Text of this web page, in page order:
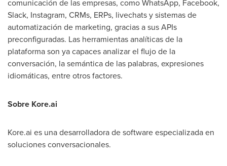
comunicación de las empresas, como WhatsApp, Facebook,
Slack, Instagram, CRMs, ERPs, livechats y sistemas de
automatización de marketing, gracias a sus APIs
preconfiguradas. Las herramientas analíticas de la
plataforma son ya capaces analizar el flujo de la
conversación, la semántica de las palabras, expresiones
idiomáticas, entre otros factores.
Sobre Kore.ai
Kore.ai es una desarrolladora de software especializada en
soluciones conversacionales.